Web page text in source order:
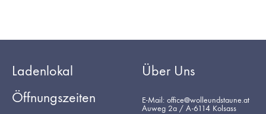
Ladenlokal
Öffnungszeiten
Über Uns
E-Mail: office@wolleundstaune.at
Auweg 2a / A-6114 Kolsass